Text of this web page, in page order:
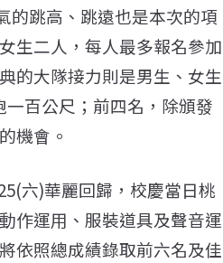
的跳高、跳遠也是本次的項
生二人，每人最多報名參加
的大隊接力則是男生、女生
百公尺；前四名，除頒發
機會。
六)華麗回歸，校慶當日桃
作運用、服裝道具及聲音運
依照總成績錄取前六名及佳